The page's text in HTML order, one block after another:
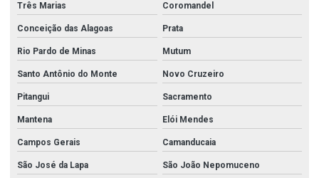
Tubo de aço inox 304l
Tubo de aço inox 316
Tubo aço inox 316l
Tubo aço inox polido preço
Tubo aço inox preço
Tubo inox preço
Três Marias Coromandel
Conceição das Alagoas Prata
Rio Pardo de Minas Mutum
Santo Antônio do Monte Novo Cruzeiro
Pitangui Sacramento
Mantena Elói Mendes
Campos Gerais Camanducaia
São José da Lapa São João Nepomuceno